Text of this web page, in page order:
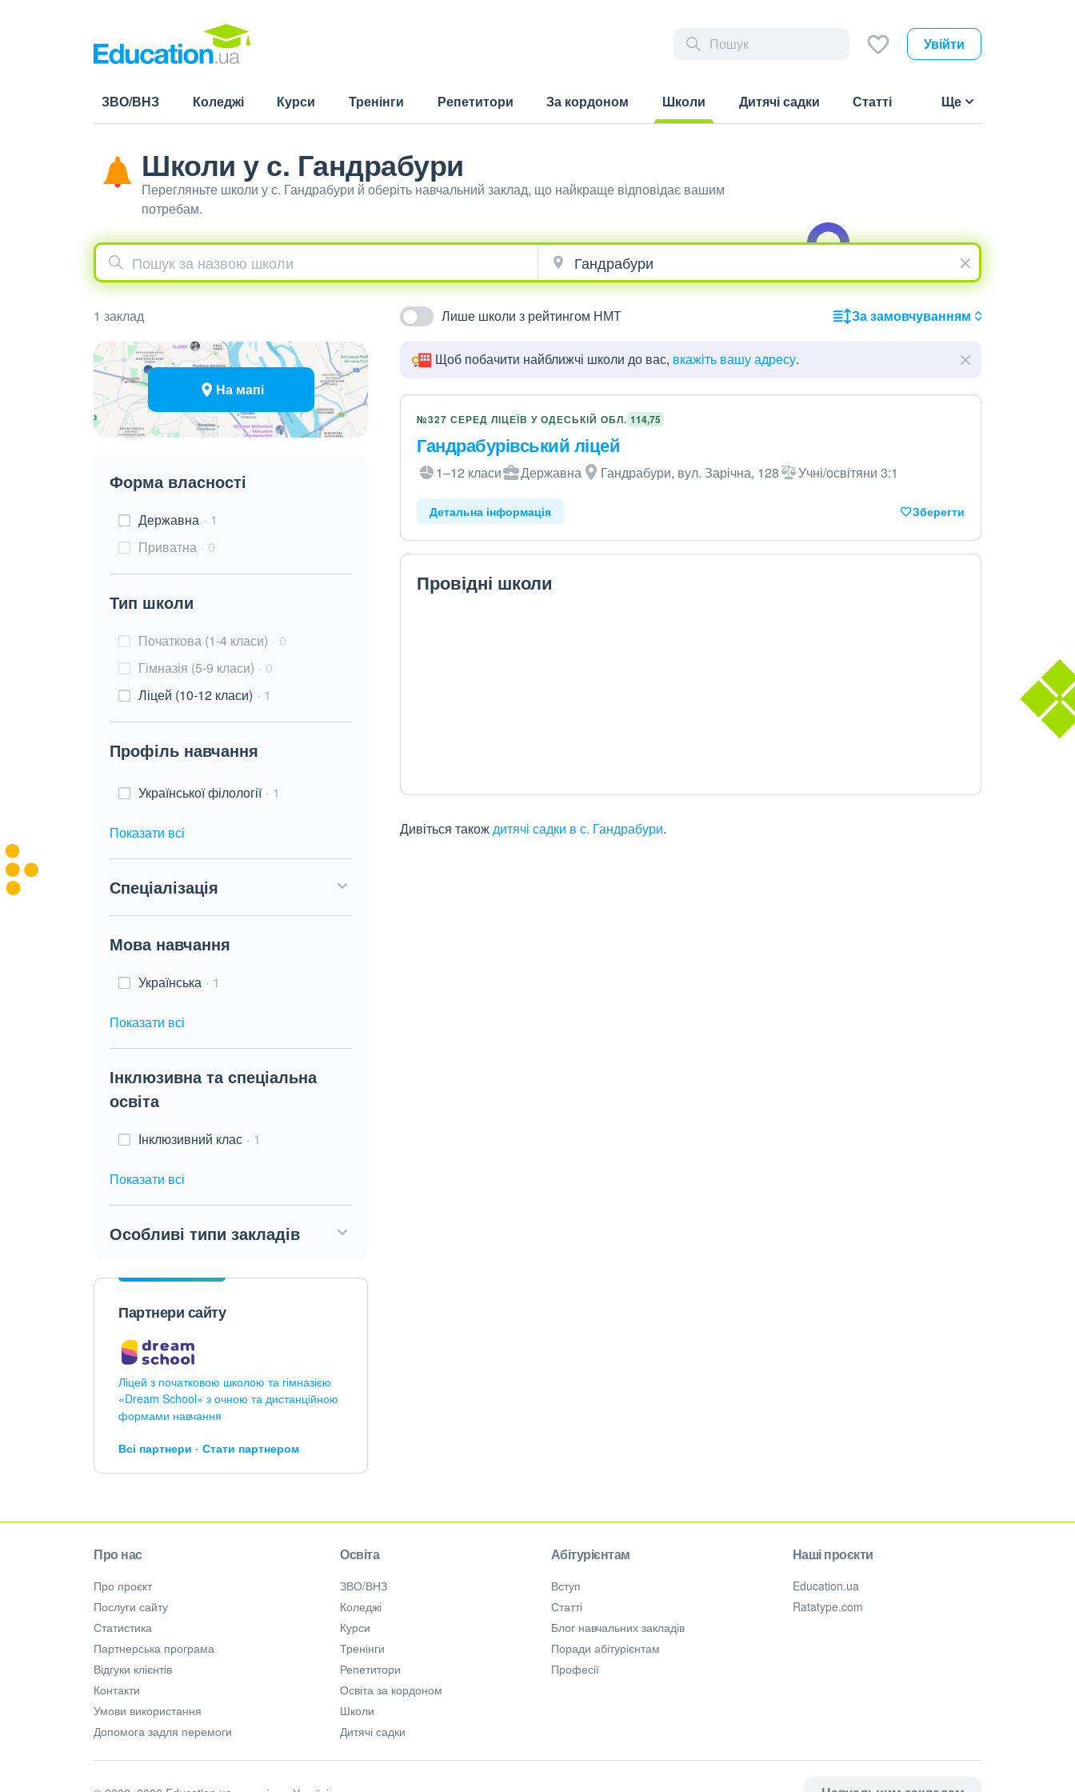
Увійти
ЗВО/ВНЗ Коледжі Курси Тренінги Репетитори За кордоном
Школи
Дитячі садки Статті Ще
Школи у с. Гандрабури
Перегляньте школи у с. Гандрабури й оберіть навчальний заклад, що найкраще відповідає вашим
потребам.
1 заклад Лише школи з рейтингом НМТ За замовчуванням
На мапі
Форма власності
Державна
1
Приватна
0
Тип школи
Початкова (1-4 класи)
0
Гімназія (5-9 класи)
0
Ліцей (10-12 класи)
1
Профіль навчання
Української філології 1
Показати всі
Спеціалізація
Мова навчання
Українська 1
Показати всі
Інклюзивна та спеціальна
освіта
Інклюзивний клас 1
Показати всі
Особливі типи закладів
Партнери сайту
Ліцей з початковою школою та гімназією
«Dream School» з очною та дистанційною
формами навчання
Всі партнери Стати партнером
Щоб побачити найближчі школи до вас, вкажіть вашу адресу.
№327 СЕРЕД ЛІЦЕЇВ У ОДЕСЬКІЙ ОБЛ. 114,75
Гандрабурівський ліцей
1–12 класи Державна Гандрабури, вул. Зарічна, 128 Учні/освітяни 3:1
Детальна інформація Зберегти
Провідні школи
Дивіться такождитячі садки в с. Гандрабури.
Про нас
Про проєкт
Послуги сайту
Статистика
Партнерська програма
Відгуки клієнтів
Контакти
Умови використання
Допомога задля перемоги
Освіта
ЗВО/ВНЗ
Коледжі
Курси
Тренінги
Репетитори
Освіта за кордоном
Школи
Дитячі садки
Абітурієнтам
Вступ
Статті
Блог навчальних закладів
Поради абітурієнтам
Професії
Наші проєкти
Education.ua
Ratatype.com